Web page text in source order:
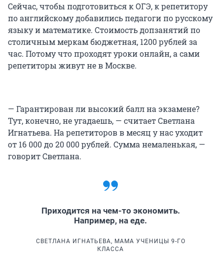
Сейчас, чтобы подготовиться к ОГЭ, к репетитору
по английскому добавились педагоги по русскому
языку и математике. Стоимость допзанятий по
столичным меркам бюджетная, 1200 рублей за
час. Потому что проходят уроки онлайн, а сами
репетиторы живут не в Москве.
— Гарантирован ли высокий балл на экзамене?
Тут, конечно, не угадаешь, — считает Светлана
Игнатьева. На репетиторов в месяц у нас уходит
от 16 000 до 20 000 рублей. Сумма немаленькая, —
говорит Светлана.
Приходится на чем-то экономить.
Например, на еде.
СВЕТЛАНА ИГНАТЬЕВА, МАМА УЧЕНИЦЫ 9-ГО
КЛАССА